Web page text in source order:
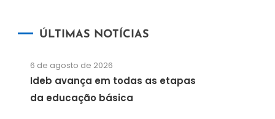
ÚLTIMAS NOTÍCIAS
6 de agosto de 2026
Ideb avança em todas as etapas
da educação básica